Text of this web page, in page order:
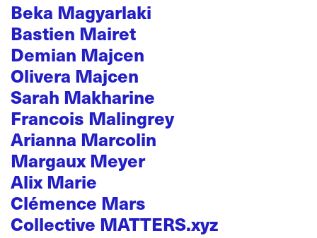
Beka Magyarlaki
Bastien Mairet
Demian Majcen
Olivera Majcen
Sarah Makharine
Francois Malingrey
Arianna Marcolin
Margaux Meyer
Alix Marie
Clémence Mars
Collective MATTERS.xyz